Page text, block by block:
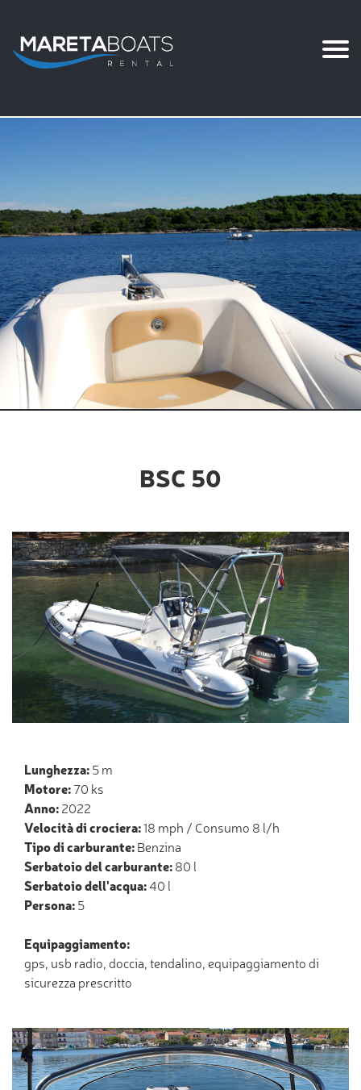
BSC 50
Lunghezza:5 m
Motore:70 ks
Anno:2022
Velocità di crociera:18 mph / Consumo 8 l/h
Tipo di carburante:Benzina
Serbatoio del carburante:80 l
Serbatoio dell'acqua:40 l
Persona:5
Equipaggiamento:
gps, usb radio, doccia, tendalino, equipaggiamento di
sicurezza prescritto